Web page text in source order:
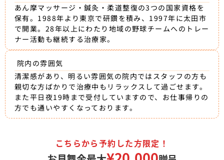
あん摩マッサージ・鍼灸・柔道整復の3つの国家資格を
保有。1988年より東京で研鑽を積み、1997年に太田市
で開業。28年以上にわたり地域の野球チームへのトレー
ナー活動も継続する治療家。
院内の雰囲気
清潔感があり、明るい雰囲気の院内ではスタッフの方も
親切な方ばかりで治療中もリラックスして過ごせます。
また平日夜19時まで受付していますので、お仕事帰りの
方でも通いやすくなっております。
こちらから予約した方限定！